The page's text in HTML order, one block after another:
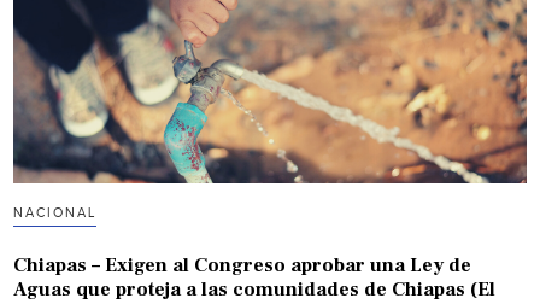
NACIONAL
Chiapas – Exigen al Congreso aprobar una Ley de
Aguas que proteja a las comunidades de Chiapas (El